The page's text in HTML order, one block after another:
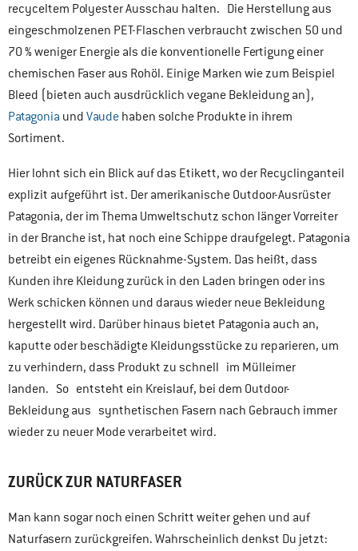
recyceltem Polyester Ausschau halten. Die Herstellung aus
eingeschmolzenen PET-Flaschen verbraucht zwischen 50 und
70 % weniger Energie als die konventionelle Fertigung einer
chemischen Faser aus Rohöl. Einige Marken wie zum Beispiel
Bleed (bieten auch ausdrücklich vegane Bekleidung an),
Patagonia und Vaude haben solche Produkte in ihrem
Sortiment.
Hier lohnt sich ein Blick auf das Etikett, wo der Recyclinganteil
explizit aufgeführt ist. Der amerikanische Outdoor-Ausrüster
Patagonia, der im Thema Umweltschutz schon länger Vorreiter
in der Branche ist, hat noch eine Schippe draufgelegt. Patagonia
betreibt ein eigenes Rücknahme-System. Das heißt, dass
Kunden ihre Kleidung zurück in den Laden bringen oder ins
Werk schicken können und daraus wieder neue Bekleidung
hergestellt wird. Darüber hinaus bietet Patagonia auch an,
kaputte oder beschädigte Kleidungsstücke zu reparieren, um
zu verhindern, dass Produkt zu schnell im Mülleimer
landen. So entsteht ein Kreislauf, bei dem Outdoor-
Bekleidung aus synthetischen Fasern nach Gebrauch immer
wieder zu neuer Mode verarbeitet wird.
ZURÜCK ZUR NATURFASER
Man kann sogar noch einen Schritt weiter gehen und auf
Naturfasern zurückgreifen. Wahrscheinlich denkst Du jetzt: